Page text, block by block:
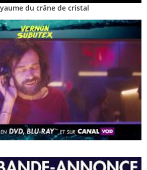
du crâne de cristal